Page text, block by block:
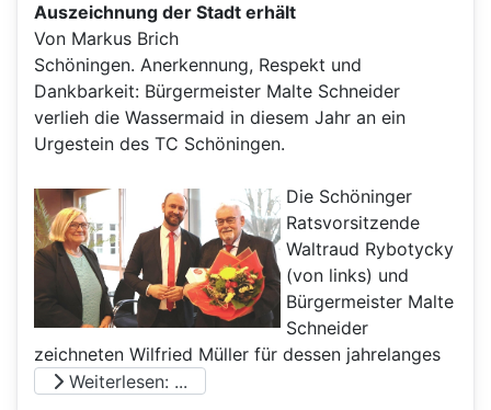
Auszeichnung der Stadt erhält
Von Markus Brich
Schöningen. Anerkennung, Respekt und
Dankbarkeit: Bürgermeister Malte Schneider
verlieh die Wassermaid in diesem Jahr an ein
Urgestein des TC Schöningen.
Die Schöninger
Ratsvorsitzende
Waltraud Rybotycky
(von links) und
Bürgermeister Malte
Schneider
zeichneten Wilfried Müller für dessen jahrelanges
Weiterlesen: ...